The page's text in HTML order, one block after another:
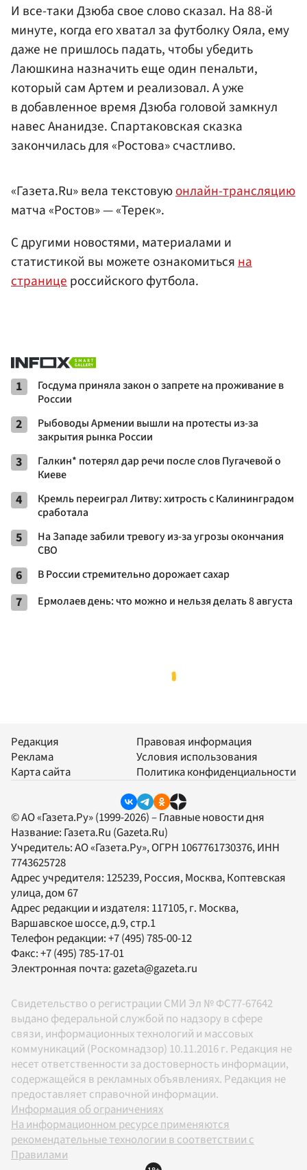
И все-таки Дзюба свое слово сказал. На 88-й
минуте, когда его хватал за футболку Ояла, ему
даже не пришлось падать, чтобы убедить
Лаюшкина назначить еще один пенальти,
который сам Артем и реализовал. А уже
в добавленное время Дзюба головой замкнул
навес Ананидзе. Спартаковская сказка
закончилась для «Ростова» счастливо.
«Газета.Ru» вела текстовуюонлайн-трансляцию
матча «Ростов» — «Терек».
С другими новостями, материалами и
статистикой вы можете ознакомитьсяна
страницероссийского футбола.
1
Госдума приняла закон о запрете на проживание в
России
2
Рыбоводы Армении вышли на протесты из-за
закрытия рынка России
3
Галкин* потерял дар речи после слов Пугачевой о
Киеве
4
Кремль переиграл Литву: хитрость с Калининградом
сработала
5
На Западе забили тревогу из-за угрозы окончания
СВО
6 В России стремительно дорожает сахар
7 Ермолаев день: что можно и нельзя делать 8 августа
Редакция
Реклама
Карта сайта
Правовая информация
Условия использования
Политика конфиденциальности
© АО «Газета.Ру» (1999-2026) – Главные новости дня
Название: Газета.Ru (Gazeta.Ru)
Учредитель:АО «Газета.Ру», ОГРН 1067761730376, ИНН
7743625728
Адрес учредителя: 125239, Россия, Москва, Коптевская
улица, дом 67
Адрес редакции и издателя: 117105, г. Москва,
Варшавское шоссе, д.9, стр.1
Телефон редакции:+7 (495) 785-00-12
Факс:+7 (495) 785-17-01
Электронная почта:gazeta@gazeta.ru
Свидетельство о регистрации СМИ Эл № ФС77-67642
выдано федеральной службой по надзору в сфере
связи, информационных технологий и массовых
коммуникаций (Роскомнадзор) 10.11.2016 г. Редакция не
несет ответственности за достоверность информации,
содержащейся в рекламных объявлениях. Редакция не
предоставляет справочной информации.
Информация об ограничениях
На информационном ресурсе применяются
рекомендательные технологии в соответствии с
Правилами